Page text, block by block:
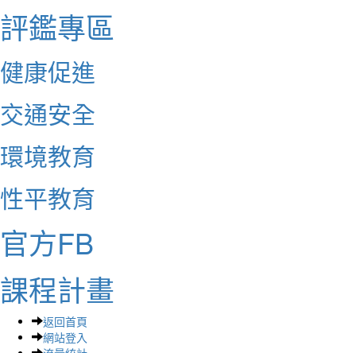
評鑑專區
健康促進
交通安全
環境教育
性平教育
官方FB
課程計畫
返回首頁
網站登入